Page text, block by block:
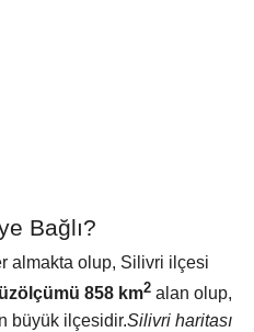
Bağlı?
almakta olup, Silivri ilçesi
858 km2 alan olup,
büyük ilçesidir.Silivri haritası